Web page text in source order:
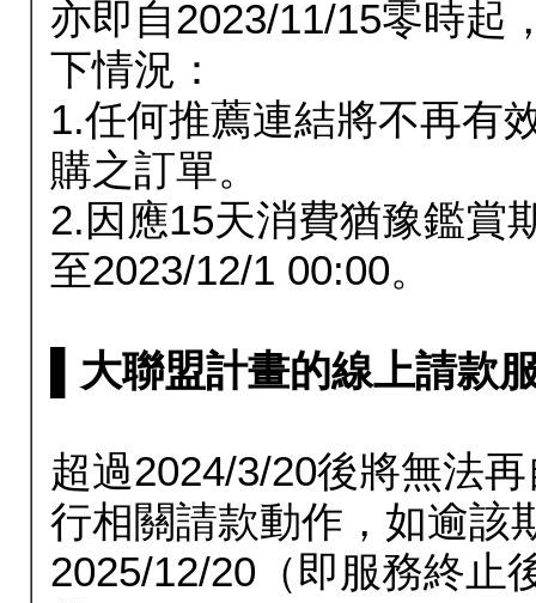
亦即自2023/11/15零時起
下情況：
1.任何推薦連結將不再有
購之訂單。
2.因應15天消費猶豫鑑賞
至2023/12/1 00:00。
▌大聯盟計畫的線上請款
超過2024/3/20後將無法
行相關請款動作，如逾該
2025/12/20（即服務終止